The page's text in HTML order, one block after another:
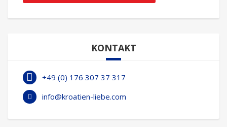
KONTAKT
+49 (0) 176 307 37 317
info@kroatien-liebe.com